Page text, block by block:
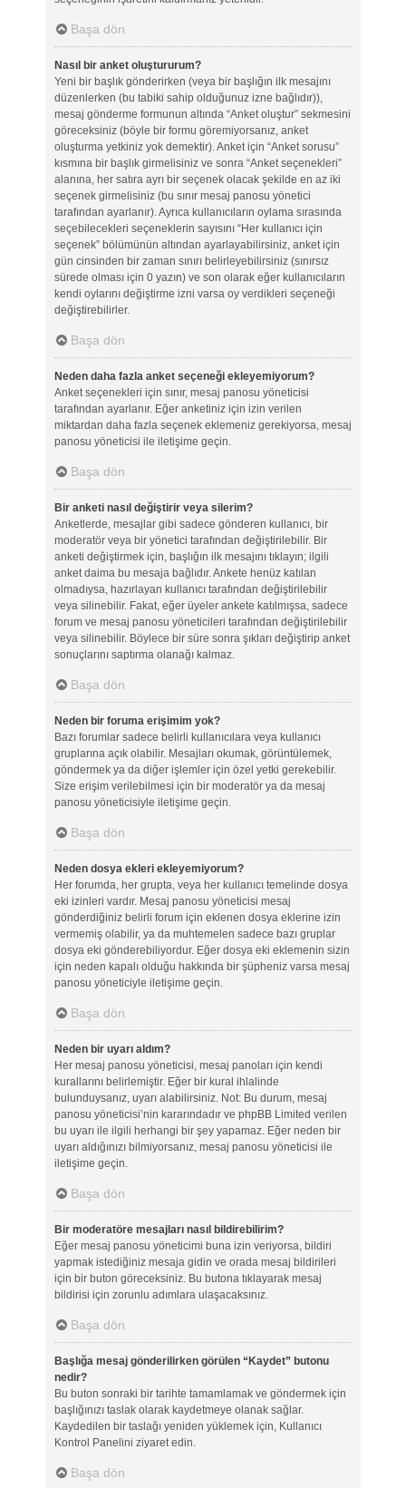
Başa dön
Nasıl bir anket oluştururum?
Yeni bir başlık gönderirken (veya bir başlığın ilk mesajını
düzenlerken (bu tabiki sahip olduğunuz izne bağlıdır)),
mesaj gönderme formunun altında “Anket oluştur” sekmesini
göreceksiniz (böyle bir formu göremiyorsanız, anket
oluşturma yetkiniz yok demektir). Anket için “Anket sorusu”
kısmına bir başlık girmelisiniz ve sonra “Anket seçenekleri”
alanına, her satıra ayrı bir seçenek olacak şekilde en az iki
seçenek girmelisiniz (bu sınır mesaj panosu yönetici
tarafından ayarlanır). Ayrıca kullanıcıların oylama sırasında
seçebilecekleri seçeneklerin sayısını “Her kullanıcı için
seçenek” bölümünün altından ayarlayabilirsiniz, anket için
gün cinsinden bir zaman sınırı belirleyebilirsiniz (sınırsız
sürede olması için 0 yazın) ve son olarak eğer kullanıcıların
kendi oylarını değiştirme izni varsa oy verdikleri seçeneği
değiştirebilirler.
Başa dön
Neden daha fazla anket seçeneği ekleyemiyorum?
Anket seçenekleri için sınır, mesaj panosu yöneticisi
tarafından ayarlanır. Eğer anketiniz için izin verilen
miktardan daha fazla seçenek eklemeniz gerekiyorsa, mesaj
panosu yöneticisi ile iletişime geçin.
Başa dön
Bir anketi nasıl değiştirir veya silerim?
Anketlerde, mesajlar gibi sadece gönderen kullanıcı, bir
moderatör veya bir yönetici tarafından değiştirilebilir. Bir
anketi değiştirmek için, başlığın ilk mesajını tıklayın; ilgili
anket daima bu mesaja bağlıdır. Ankete henüz katılan
olmadıysa, hazırlayan kullanıcı tarafından değiştirilebilir
veya silinebilir. Fakat, eğer üyeler ankete katılmışsa, sadece
forum ve mesaj panosu yöneticileri tarafından değiştirilebilir
veya silinebilir. Böylece bir süre sonra şıkları değiştirip anket
sonuçlarını saptırma olanağı kalmaz.
Başa dön
Neden bir foruma erişimim yok?
Bazı forumlar sadece belirli kullanıcılara veya kullanıcı
gruplarına açık olabilir. Mesajları okumak, görüntülemek,
göndermek ya da diğer işlemler için özel yetki gerekebilir.
Size erişim verilebilmesi için bir moderatör ya da mesaj
panosu yöneticisiyle iletişime geçin.
Başa dön
Neden dosya ekleri ekleyemiyorum?
Her forumda, her grupta, veya her kullanıcı temelinde dosya
eki izinleri vardır. Mesaj panosu yöneticisi mesaj
gönderdiğiniz belirli forum için eklenen dosya eklerine izin
vermemiş olabilir, ya da muhtemelen sadece bazı gruplar
dosya eki gönderebiliyordur. Eğer dosya eki eklemenin sizin
için neden kapalı olduğu hakkında bir şüpheniz varsa mesaj
panosu yöneticiyle iletişime geçin.
Başa dön
Neden bir uyarı aldım?
Her mesaj panosu yöneticisi, mesaj panoları için kendi
kurallarını belirlemiştir. Eğer bir kural ihlalinde
bulunduysanız, uyarı alabilirsiniz. Not: Bu durum, mesaj
panosu yöneticisi’nin kararındadır ve phpBB Limited verilen
bu uyarı ile ilgili herhangi bir şey yapamaz. Eğer neden bir
uyarı aldığınızı bilmiyorsanız, mesaj panosu yöneticisi ile
iletişime geçin.
Başa dön
Bir moderatöre mesajları nasıl bildirebilirim?
Eğer mesaj panosu yöneticimi buna izin veriyorsa, bildiri
yapmak istediğiniz mesaja gidin ve orada mesaj bildirileri
için bir buton göreceksiniz. Bu butona tıklayarak mesaj
bildirisi için zorunlu adımlara ulaşacaksınız.
Başa dön
Başlığa mesaj gönderilirken görülen “Kaydet” butonu
nedir?
Bu buton sonraki bir tarihte tamamlamak ve göndermek için
başlığınızı taslak olarak kaydetmeye olanak sağlar.
Kaydedilen bir taslağı yeniden yüklemek için, Kullanıcı
Kontrol Panelini ziyaret edin.
Başa dön